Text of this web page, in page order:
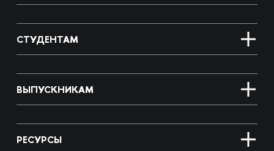
СТУДЕНТАМ
ВЫПУСКНИКАМ
РЕСУРСЫ